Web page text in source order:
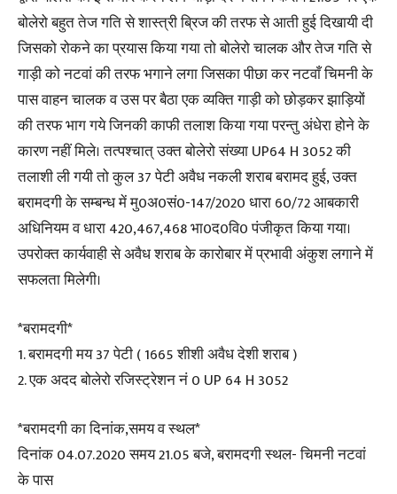
बोलेरो बहुत तेज गति से शास्त्री ब्रिज की तरफ से आती हुई दिखायी दी
जिसको रोकने का प्रयास किया गया तो बोलेरो चालक और तेज गति से
गाड़ी को नटवां की तरफ भगाने लगा जिसका पीछा कर नटवाँ चिमनी के
पास वाहन चालक व उस पर बैठा एक व्यक्ति गाड़ी को छोड़कर झाड़ियों
की तरफ भाग गये जिनकी काफी तलाश किया गया परन्तु अंधेरा होने के
कारण नहीं मिले। तत्पश्चात् उक्त बोलेरो संख्या UP64 H 3052 की
तलाशी ली गयी तो कुल 37 पेटी अवैध नकली शराब बरामद हुई, उक्त
बरामदगी के सम्बन्ध में मु0अ0सं0-147/2020 धारा 60/72 आबकारी
अधिनियम व धारा 420,467,468 भा0द0वि0 पंजीकृत किया गया।
उपरोक्त कार्यवाही से अवैध शराब के कारोबार में प्रभावी अंकुश लगाने में
सफलता मिलेगी।
*बरामदगी*
1. बरामदगी मय 37 पेटी ( 1665 शीशी अवैध देशी शराब )
2. एक अदद बोलेरो रजिस्ट्रेशन नं 0 UP 64 H 3052
*बरामदगी का दिनांक,समय व स्थल*
दिनांक 04.07.2020 समय 21.05 बजे, बरामदगी स्थल- चिमनी नटवां
के पास